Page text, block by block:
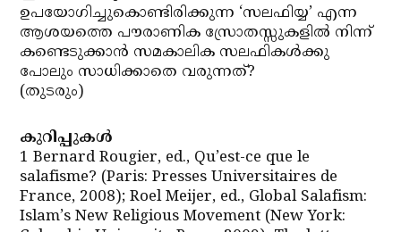
ഉപയോഗിച്ചുകൊണ്ടിരിക്കുന്ന ‘സലഫിയ്യ’ എന്ന
ആശയത്തെ പൗരാണിക സ്രോതസ്സുകളില്‍ നിന്ന്
കണ്ടെടുക്കാന്‍ സമകാലിക സലഫികള്‍ക്കു
പോലും സാധിക്കാതെ വരുന്നത്?
(തുടരും)
കുറിപ്പുകള്‍
1 Bernard Rougier, ed., Qu’est-ce que le
salafisme? (Paris: Presses Universitaires de
France, 2008); Roel Meijer, ed., Global Salafism:
Islam’s New Religious Movement (New York: